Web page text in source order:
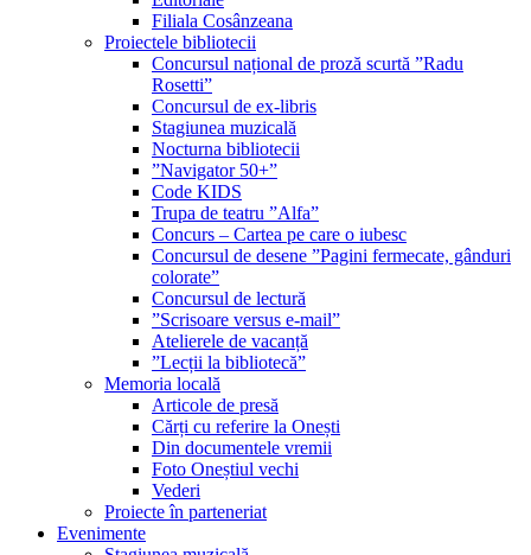
Filiala Cosânzeana
Proiectele bibliotecii
Concursul național de proză scurtă ”Radu
Rosetti”
Concursul de ex-libris
Stagiunea muzicală
Nocturna bibliotecii
”Navigator 50+”
Code KIDS
Trupa de teatru ”Alfa”
Concurs – Cartea pe care o iubesc
Concursul de desene ”Pagini fermecate, gânduri
colorate”
Concursul de lectură
”Scrisoare versus e-mail”
Atelierele de vacanță
”Lecții la bibliotecă”
Memoria locală
Articole de presă
Cărți cu referire la Onești
Din documentele vremii
Foto Oneștiul vechi
Vederi
Proiecte în parteneriat
Evenimente